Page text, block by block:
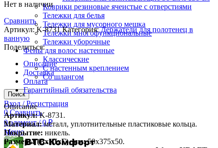
Коврики резиновые ячеистые с отверстиями
Тележки для белья
Тележки для мусорного мешка
Тележки многофункциональные
Тележки уборочные
Фены для волос настенные
Классические
С настенным креплением
Со шлангом
Поиск
Вход / Регистрация
0 Сравнить
0элемент / 0₽
Меню
Нет в наличии
Сравнить
Артикул: K-8731Категория: Держатели для полотенец в
ванную
Поделиться:
Описание
Доставка
Оплата
Гарантийный обязательства
Описание
Артикул:K-8731.
Материал:металл, уплотнительные пластиковые кольца.
Покрытие: никель.
Размеры (ВхШхГ), мм:50х375х50.